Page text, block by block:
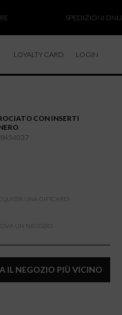
SPEDIZIONI ONLINE
LOYALTY CARD LOGIN
CON INSERTI
UNA GIFTCARD
UN NEGOZIO
IL NEGOZIO PIÙ VICINO